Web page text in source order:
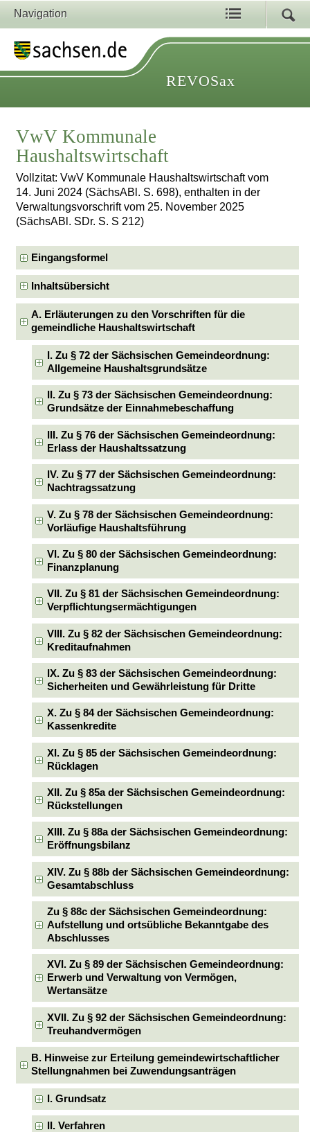
Navigation
REVOSax
VwV Kommunale
Haushaltswirtschaft
Vollzitat: VwV Kommunale Haushaltswirtschaft vom
14. Juni 2024 (SächsABl. S. 698), enthalten in der
Verwaltungsvorschrift vom 25. November 2025
(SächsABl. SDr. S. S 212)
Eingangsformel
Inhaltsübersicht
A. Erläuterungen zu den Vorschriften für die
gemeindliche Haushaltswirtschaft
I. Zu § 72 der Sächsischen Gemeindeordnung:
Allgemeine Haushaltsgrundsätze
II. Zu § 73 der Sächsischen Gemeindeordnung:
Grundsätze der Einnahmebeschaffung
III. Zu § 76 der Sächsischen Gemeindeordnung:
Erlass der Haushaltssatzung
IV. Zu § 77 der Sächsischen Gemeindeordnung:
Nachtragssatzung
V. Zu § 78 der Sächsischen Gemeindeordnung:
Vorläufige Haushaltsführung
VI. Zu § 80 der Sächsischen Gemeindeordnung:
Finanzplanung
VII. Zu § 81 der Sächsischen Gemeindeordnung:
Verpflichtungsermächtigungen
VIII. Zu § 82 der Sächsischen Gemeindeordnung:
Kreditaufnahmen
IX. Zu § 83 der Sächsischen Gemeindeordnung:
Sicherheiten und Gewährleistung für Dritte
X. Zu § 84 der Sächsischen Gemeindeordnung:
Kassenkredite
XI. Zu § 85 der Sächsischen Gemeindeordnung:
Rücklagen
XII. Zu § 85a der Sächsischen Gemeindeordnung:
Rückstellungen
XIII. Zu § 88a der Sächsischen Gemeindeordnung:
Eröffnungsbilanz
XIV. Zu § 88b der Sächsischen Gemeindeordnung:
Gesamtabschluss
Zu § 88c der Sächsischen Gemeindeordnung:
Aufstellung und ortsübliche Bekanntgabe des
Abschlusses
XVI. Zu § 89 der Sächsischen Gemeindeordnung:
Erwerb und Verwaltung von Vermögen,
Wertansätze
XVII. Zu § 92 der Sächsischen Gemeindeordnung:
Treuhandvermögen
B. Hinweise zur Erteilung gemeindewirtschaftlicher
Stellungnahmen bei Zuwendungsanträgen
I. Grundsatz
II. Verfahren